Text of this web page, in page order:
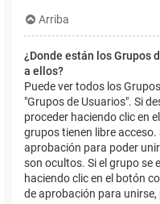
Arriba
¿Donde están los Grupos
a ellos?
Puede ver todos los
"Grupos de Usuarios". Si
proceder haciendo clic en
grupos tienen libre
aprobación para poder
son ocultos. Si el grupo se
haciendo clic en el botón
de aprobación para